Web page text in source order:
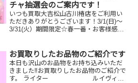
チャ抽選会のご案内です！
いつも買取大吉松山古川椿店をご利用い
ただきありがとうございます！3/1(日)～
3/31(火）期間限定☆春一番・お客様感謝
11,500円以上ご成約のお客様限定でご参
加いただけ...
お買取りしたお品物のご紹介です
本日も沢山のお品物をお持ち込みいただ
きました‼️お買取りしたお品物のご紹介で
す。 ライター ルイヴィト